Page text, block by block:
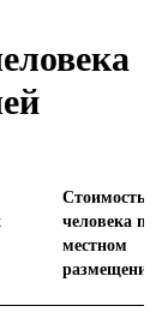
Стоимость за
человека
местном
размещении